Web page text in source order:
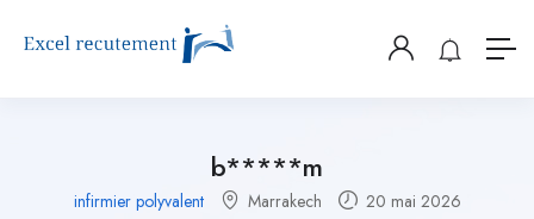
b*****m
infirmier polyvalent Marrakech 20 mai 2026